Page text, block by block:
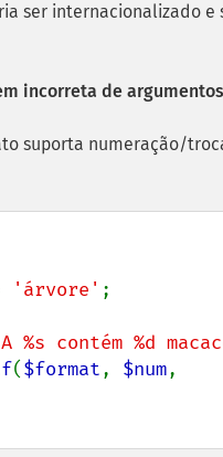
ser internacionalizado e
incorreta de argumentos
suporta numeração/
'árvore' ;
%s contém %d
($format, $num